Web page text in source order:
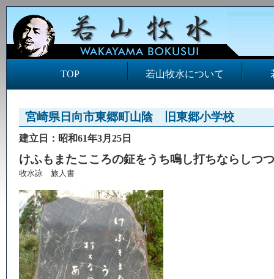
TOP 若山牧水について
宮崎県日向市東郷町山陰 旧東郷小学校
建立日：昭和61年3月25日
けふもまたこころの鉦をうち鳴し打ちならしつ
牧水詠 旅人書